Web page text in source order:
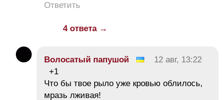
Ответить
4 ответа →
Волосатый папушой
12 авг, 13:22
+1
Что бы твое рыло уже кровью облилось,
мразь лживая!